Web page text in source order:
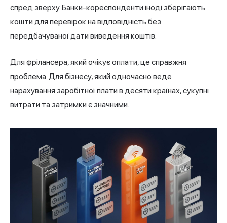
спред зверху. Банки-кореспонденти іноді зберігають
кошти для перевірок на відповідність без
передбачуваної дати виведення коштів.
Для фрілансера, який очікує оплати, це справжня
проблема. Для бізнесу, який одночасно веде
нарахування заробітної плати в десяти країнах, сукупні
витрати та затримки є значними.